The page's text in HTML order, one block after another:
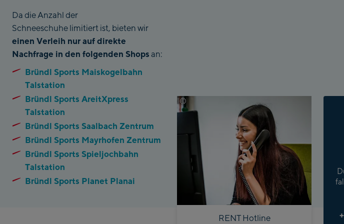
Da die Anzahl der
Schneeschuhe limitiert ist, bieten wir
einen Verleih nur auf direkte
Nachfrage in den folgenden Shops an:
Bründl Sports Maiskogelbahn
Talstation
Bründl Sports AreitXpress
Talstation
Bründl Sports Saalbach Zentrum
Bründl Sports Mayrhofen Zentrum
Bründl Sports Spieljochbahn
Talstation
Bründl Sports Planet Planai
©
RENT Hotline